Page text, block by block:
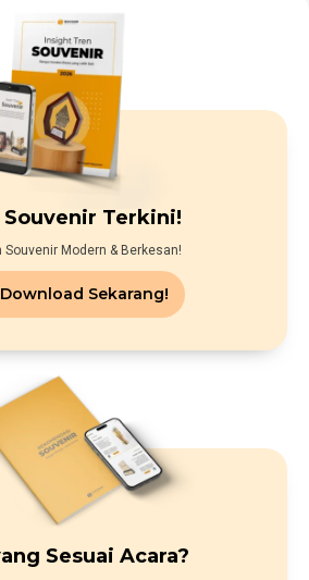
Souvenir Terkini!
Souvenir Modern & Berkesan!
Download Sekarang!
Sesuai Acara?